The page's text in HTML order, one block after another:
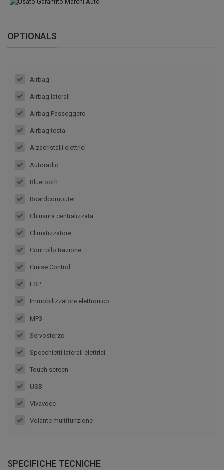
OPTIONALS
Airbag
Airbag laterali
Airbag Passeggero
Airbag testa
Alzacristalli elettrici
Autoradio
Bluetooth
Boardcomputer
Chiusura centralizzata
Climatizzatore
Controllo trazione
Cruise Control
ESP
Immobilizzatore elettronico
MP3
Servosterzo
Specchietti laterali elettrici
Touch screen
USB
Vivavoce
Volante multifunzione
SPECIFICHE TECNICHE